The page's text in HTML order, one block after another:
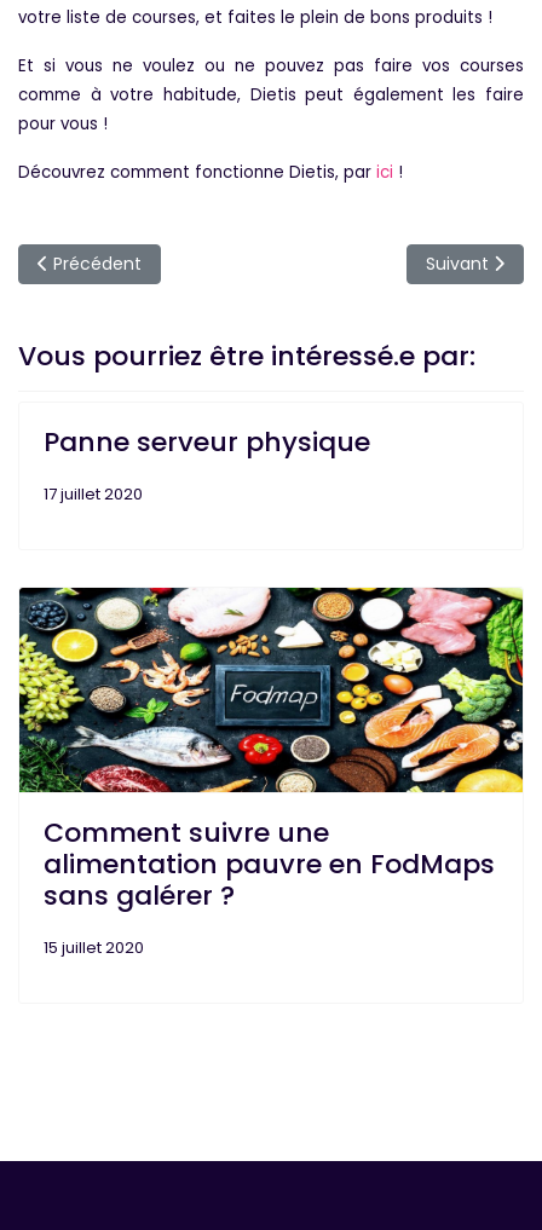
votre liste de courses, et faites le plein de bons produits !
Et si vous ne voulez ou ne pouvez pas faire vos courses
comme à votre habitude, Dietis peut également les faire
pour vous !
Découvrez comment fonctionne Dietis, par ici !
Article précédent : Le batch cooking ou comment manger
Précédent Article
Suivant
Vous pourriez être intéressé.e par:
Panne serveur physique
17 juillet 2020
Comment suivre une
alimentation pauvre en FodMaps
sans galérer ?
15 juillet 2020